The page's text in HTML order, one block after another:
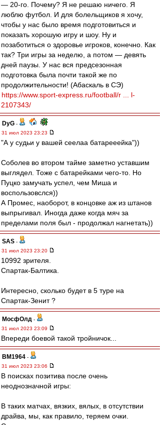
— 20-го. Почему? Я не решаю ничего. Я
люблю футбол. И для болельщиков я хочу,
чтобы у нас было время подготовиться и
показать хорошую игру и шоу. Ну и
позаботиться о здоровье игроков, конечно. Как
так? Три игры за неделю, а потом — девять
дней паузы. У нас вся предсезонная
подготовка была почти такой же по
продолжительности! (Абаскаль в СЭ)
https://www.sport-express.ru/football/r ... l-
2107343/
DyG -
31 июл 2023 23:23
"А у судьи у вашей сеелаа батарееейка"))
Соболев во втором тайме заметно уставшим
выглядел. Тоже с батарейками чего-то. Но
Пуцко замучать успел, чем Миша и
воспользовслся))
А Промес, наоборот, в концовке аж из штанов
выпрыгивал. Иногда даже когда мяч за
пределами поля был - продолжал нагнетать))
SAS -
31 июл 2023 23:20
10992 зрителя.
Спартак-Балтика.
Интересно, сколько будет в 5 туре на
Спартак-Зенит ?
МосфОлд -
31 июл 2023 23:09
Впереди боевой такой тройничок...
BM1964 -
31 июл 2023 23:06
В поисках позитива после очень
неоднозначной игры:
В таких матчах, вязких, вялых, в отсутствии
драйва, мы, как правило, теряем очки.